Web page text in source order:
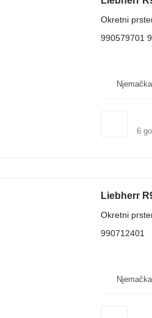
Okretni
990579701
6
Liebherr
Okretni
990712401